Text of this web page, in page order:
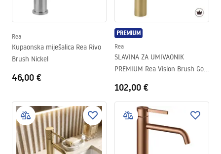
Rea
Kupaonska miješalica Rea Rivo
Brush Nickel
46,00 €
PREMIUM
Rea
SLAVINA ZA UMIVAONIK
PREMIUM Rea Vision Brush Gold
102,00 €